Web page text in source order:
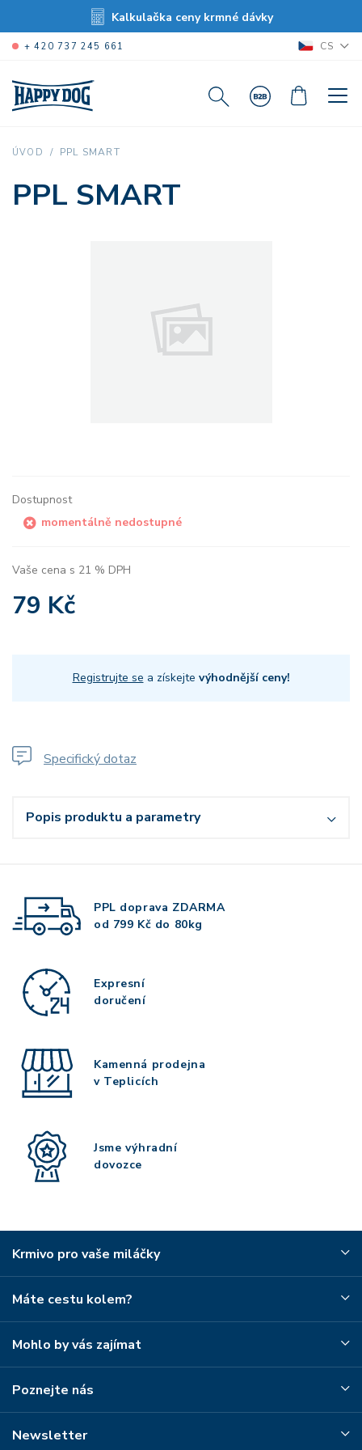
Kalkulačka ceny krmné dávky
+ 420 737 245 661 CS
ÚVOD PPL SMART
PPL SMART
Dostupnost
momentálně nedostupné
Vaše cena s 21 % DPH
79 Kč
Registrujte se a získejte výhodnější ceny!
Specifický dotaz
Popis produktu a parametry
PPL doprava ZDARMA
od 799 Kč do 80kg
Expresní
doručení
Kamenná prodejna
v Teplicích
Jsme výhradní
dovozce
Krmivo pro vaše miláčky
Máte cestu kolem?
Mohlo by vás zajímat
Poznejte nás
Newsletter